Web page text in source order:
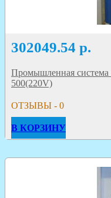
302049.54 р.
Промышленная система
500(220V)
ОТЗЫВЫ - 0
В КОРЗИНУ